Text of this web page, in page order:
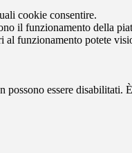
cookie consentire.
il funzionamento della
al funzionamento potete
possono essere